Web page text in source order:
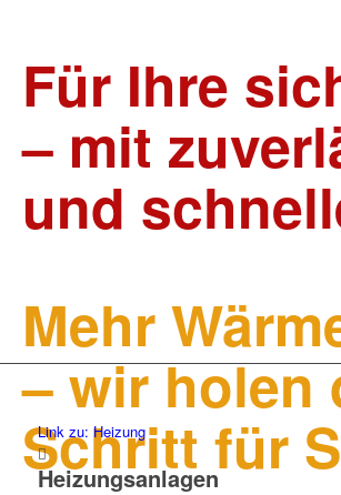
Für Ihre
– mit
und
Mehr
– wir holen
Schritt für
Link zu: Heizung
Heizungsanlagen